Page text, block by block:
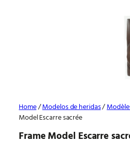
Home/Modelos de heridas/
Model Escarre sacrée
Frame Model Escarre